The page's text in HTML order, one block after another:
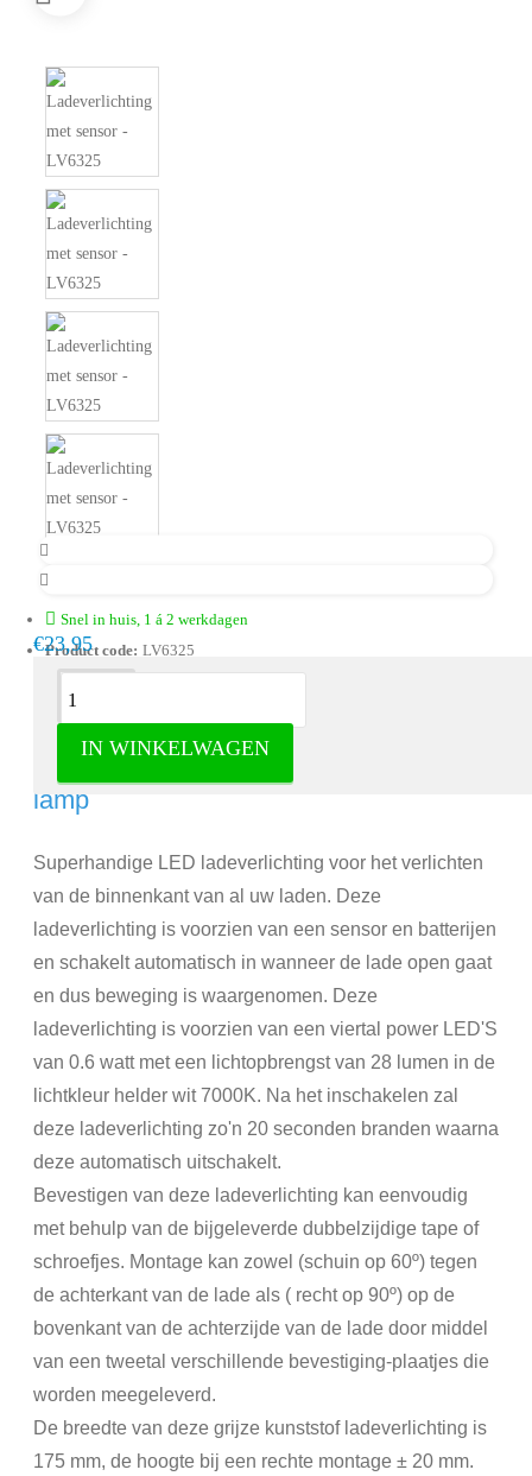
Snel in huis, 1 á 2 werkdagen
Product code: LV6325
€23,95
IN WINKELWAGEN
Omschrijving
Ladeverlichting met sensor - Batterij
lamp
Superhandige LED ladeverlichting voor het verlichten
van de binnenkant van al uw laden. Deze
ladeverlichting is voorzien van een sensor en batterijen
en schakelt automatisch in wanneer de lade open gaat
en dus beweging is waargenomen. Deze
ladeverlichting is voorzien van een viertal power LED'S
van 0.6 watt met een lichtopbrengst van 28 lumen in de
lichtkleur helder wit 7000K. Na het inschakelen zal
deze ladeverlichting zo'n 20 seconden branden waarna
deze automatisch uitschakelt.
Bevestigen van deze ladeverlichting kan eenvoudig
met behulp van de bijgeleverde dubbelzijdige tape of
schroefjes. Montage kan zowel (schuin op 60º) tegen
de achterkant van de lade als ( recht op 90º) op de
bovenkant van de achterzijde van de lade door middel
van een tweetal verschillende bevestiging-plaatjes die
worden meegeleverd.
De breedte van deze grijze kunststof ladeverlichting is
175 mm, de hoogte bij een rechte montage ± 20 mm.